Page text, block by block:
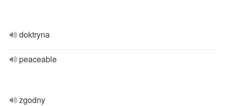
doktryna
peaceable
zgodny